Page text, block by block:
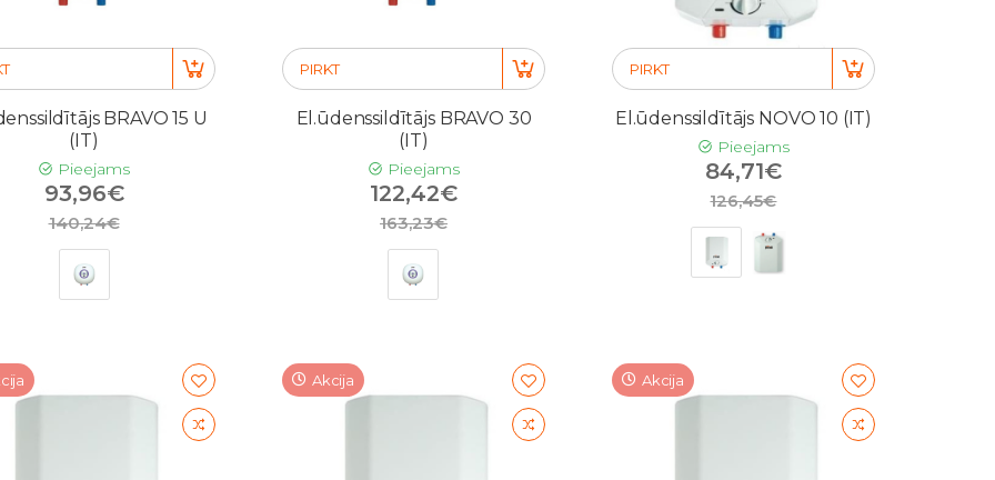
BRAVO 15 U
(IT)
Pieejams
93,96€
140,24€
PIRKT
El.ūdenssildītājs BRAVO 30
(IT)
Pieejams
122,42€
163,23€
PIRKT
El.ūdenssildītājs NOVO 10 (IT)
Pieejams
84,71€
126,45€
Akcija Akcija